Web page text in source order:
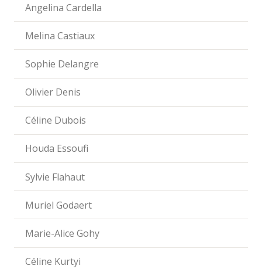
Angelina Cardella
Melina Castiaux
Sophie Delangre
Olivier Denis
Céline Dubois
Houda Essoufi
Sylvie Flahaut
Muriel Godaert
Marie-Alice Gohy
Céline Kurtyi